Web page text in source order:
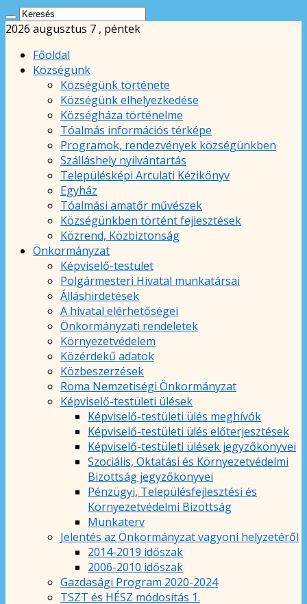
2026 augusztus 7 , péntek
Főoldal
Községünk
Községünk története
Községünk elhelyezkedése
Községháza történelme
Tóalmás információs térképe
Programok, rendezvények községünkben
Szálláshely nyilvántartás
Településképi Arculati Kézikönyv
Egyház
Tóalmási amatőr művészek
Községünkben történt fejlesztések
Közrend, Közbiztonság
Önkormányzat
Képviselő-testület
Polgármesteri Hivatal munkatársai
Álláshirdetések
A hivatal elérhetőségei
Önkormányzati rendeletek
Környezetvédelem
Közérdekű adatok
Közbeszerzések
Roma Nemzetiségi Önkormányzat
Képviselő-testületi ülések
Képviselő-testületi ülés meghívók
Képviselő-testületi ülés előterjesztések
Képviselő-testületi ülések jegyzőkönyvei
Szociális, Oktatási és Környezetvédelmi
Bizottság jegyzőkönyvei
Pénzügyi, Településfejlesztési és
Környezetvédelmi Bizottság
Munkaterv
Jelentés az Önkormányzat vagyoni helyzetéről
2014-2019 időszak
2006-2010 időszak
Gazdasági Program 2020-2024
TSZT és HÉSZ módosítás 1.